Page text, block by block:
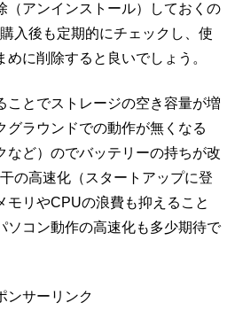
（アンインストール）しておくの
入後も定期的にチェックし、使
に削除すると良いでしょう。
ことでストレージの空き容量が増
グラウンドでの動作が無くなる
など）のでバッテリーの持ちが改
の高速化（スタートアップに登
モリやCPUの浪費も抑えること
ソコン動作の高速化も多少期待で
ンサーリンク